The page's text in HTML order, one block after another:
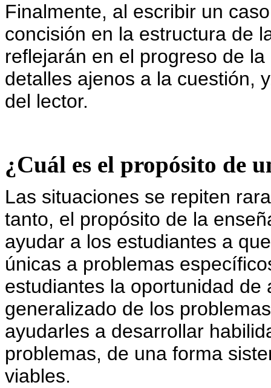
Finalmente, al escribir un
concisión en la estructura de
reflejarán en el progreso de
detalles ajenos a la cuestión,
del lector.
¿Cuál es el propósito de
Las situaciones se repiten
tanto, el propósito de la
ayudar a los estudiantes a
únicas a problemas
estudiantes la oportunidad
generalizado de los
ayudarles a desarrollar
problemas, de una forma
viables.